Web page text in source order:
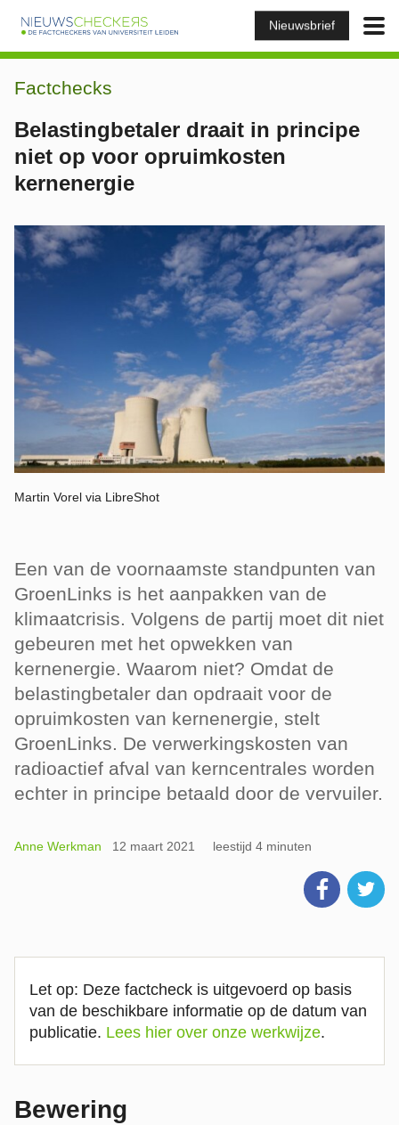
Nieuwsbrief
Factchecks
Belastingbetaler draait in principe
niet op voor opruimkosten
kernenergie
Martin Vorel via LibreShot
Een van de voornaamste standpunten van
GroenLinks is het aanpakken van de
klimaatcrisis. Volgens de partij moet dit niet
gebeuren met het opwekken van
kernenergie. Waarom niet? Omdat de
belastingbetaler dan opdraait voor de
opruimkosten van kernenergie, stelt
GroenLinks. De verwerkingskosten van
radioactief afval van kerncentrales worden
echter in principe betaald door de vervuiler.
Anne Werkman 12 maart 2021 leestijd 4 minuten
Let op: Deze factcheck is uitgevoerd op basis
van de beschikbare informatie op de datum van
publicatie. Lees hier over onze werkwijze.
Bewering